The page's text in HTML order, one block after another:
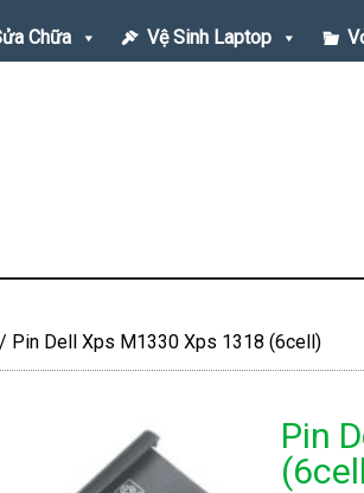
Chữa Vệ Sinh Laptop
/ Pin Dell Xps M1330 Xps 1318 (6cell)
Pin